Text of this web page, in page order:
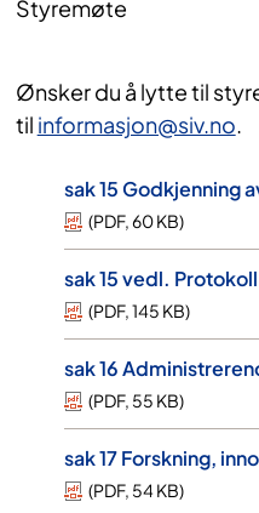
Styremøte
Ønsker du å lytte til
til informasjon@siv.no.
sak 15 Godkjenning
(PDF,60 KB)
sak 15 vedl.
(PDF,145 KB)
sak 16
(PDF, 55 KB)
sak 17 Forskning,
(PDF, 54 KB)